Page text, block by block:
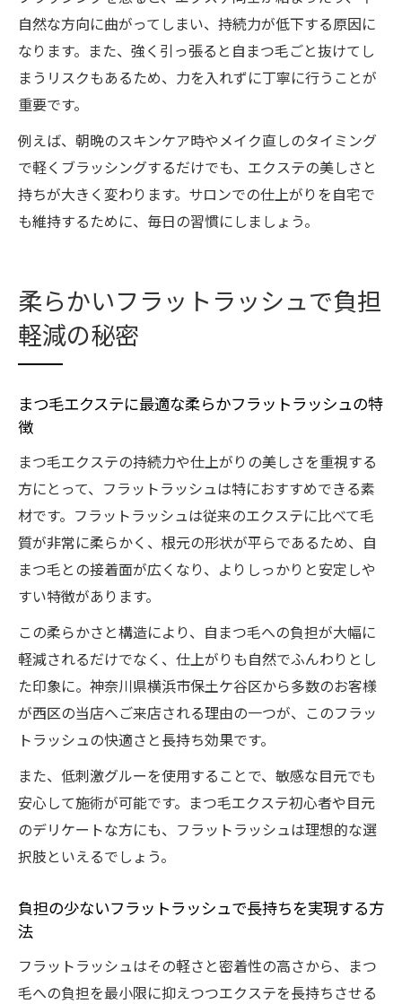
自然な方向に曲がってしまい、持続力が低下する原因に
なります。また、強く引っ張ると自まつ毛ごと抜けてし
まうリスクもあるため、力を入れずに丁寧に行うことが
重要です。
例えば、朝晩のスキンケア時やメイク直しのタイミング
で軽くブラッシングするだけでも、エクステの美しさと
持ちが大きく変わります。サロンでの仕上がりを自宅で
も維持するために、毎日の習慣にしましょう。
柔らかいフラットラッシュで負担
軽減の秘密
まつ毛エクステに最適な柔らかフラットラッシュの特
徴
まつ毛エクステの持続力や仕上がりの美しさを重視する
方にとって、フラットラッシュは特におすすめできる素
材です。フラットラッシュは従来のエクステに比べて毛
質が非常に柔らかく、根元の形状が平らであるため、自
まつ毛との接着面が広くなり、よりしっかりと安定しや
すい特徴があります。
この柔らかさと構造により、自まつ毛への負担が大幅に
軽減されるだけでなく、仕上がりも自然でふんわりとし
た印象に。神奈川県横浜市保土ケ谷区から多数のお客様
が西区の当店へご来店される理由の一つが、このフラッ
トラッシュの快適さと長持ち効果です。
また、低刺激グルーを使用することで、敏感な目元でも
安心して施術が可能です。まつ毛エクステ初心者や目元
のデリケートな方にも、フラットラッシュは理想的な選
択肢といえるでしょう。
負担の少ないフラットラッシュで長持ちを実現する方
法
フラットラッシュはその軽さと密着性の高さから、まつ
毛への負担を最小限に抑えつつエクステを長持ちさせる